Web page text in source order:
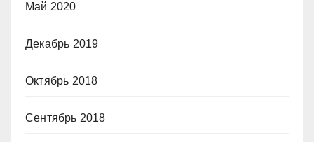
Май 2020
Декабрь 2019
Октябрь 2018
Сентябрь 2018